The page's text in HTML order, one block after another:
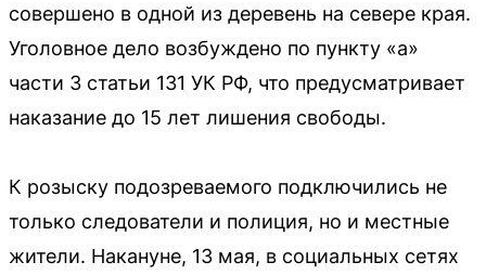
совершено в одной из деревень на севере края.
Уголовное дело возбуждено по пункту «а»
части 3 статьи 131 УК РФ, что предусматривает
наказание до 15 лет лишения свободы.
К розыску подозреваемого подключились не
только следователи и полиция, но и местные
жители. Накануне, 13 мая, в социальных сетях